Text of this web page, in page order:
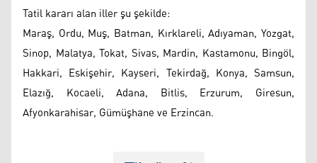
Tatil kararı alan iller şu şekilde:
Maraş, Ordu, Muş, Batman, Kırklareli, Adıyaman, Yozgat,
Sinop, Malatya, Tokat, Sivas, Mardin, Kastamonu, Bingöl,
Hakkari, Eskişehir, Kayseri, Tekirdağ, Konya, Samsun,
Elazığ, Kocaeli, Adana, Bitlis, Erzurum, Giresun,
Afyonkarahisar, Gümüşhane ve Erzincan.